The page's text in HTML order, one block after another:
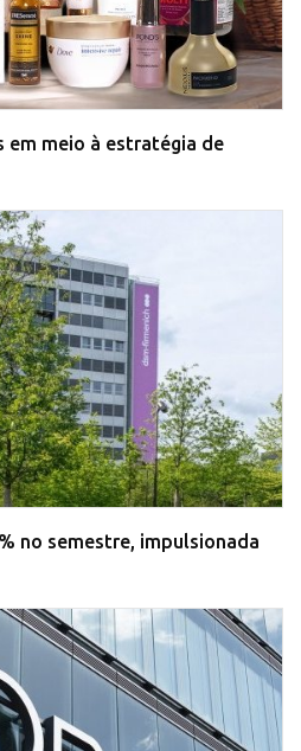
em meio à estratégia de
no semestre, impulsionada